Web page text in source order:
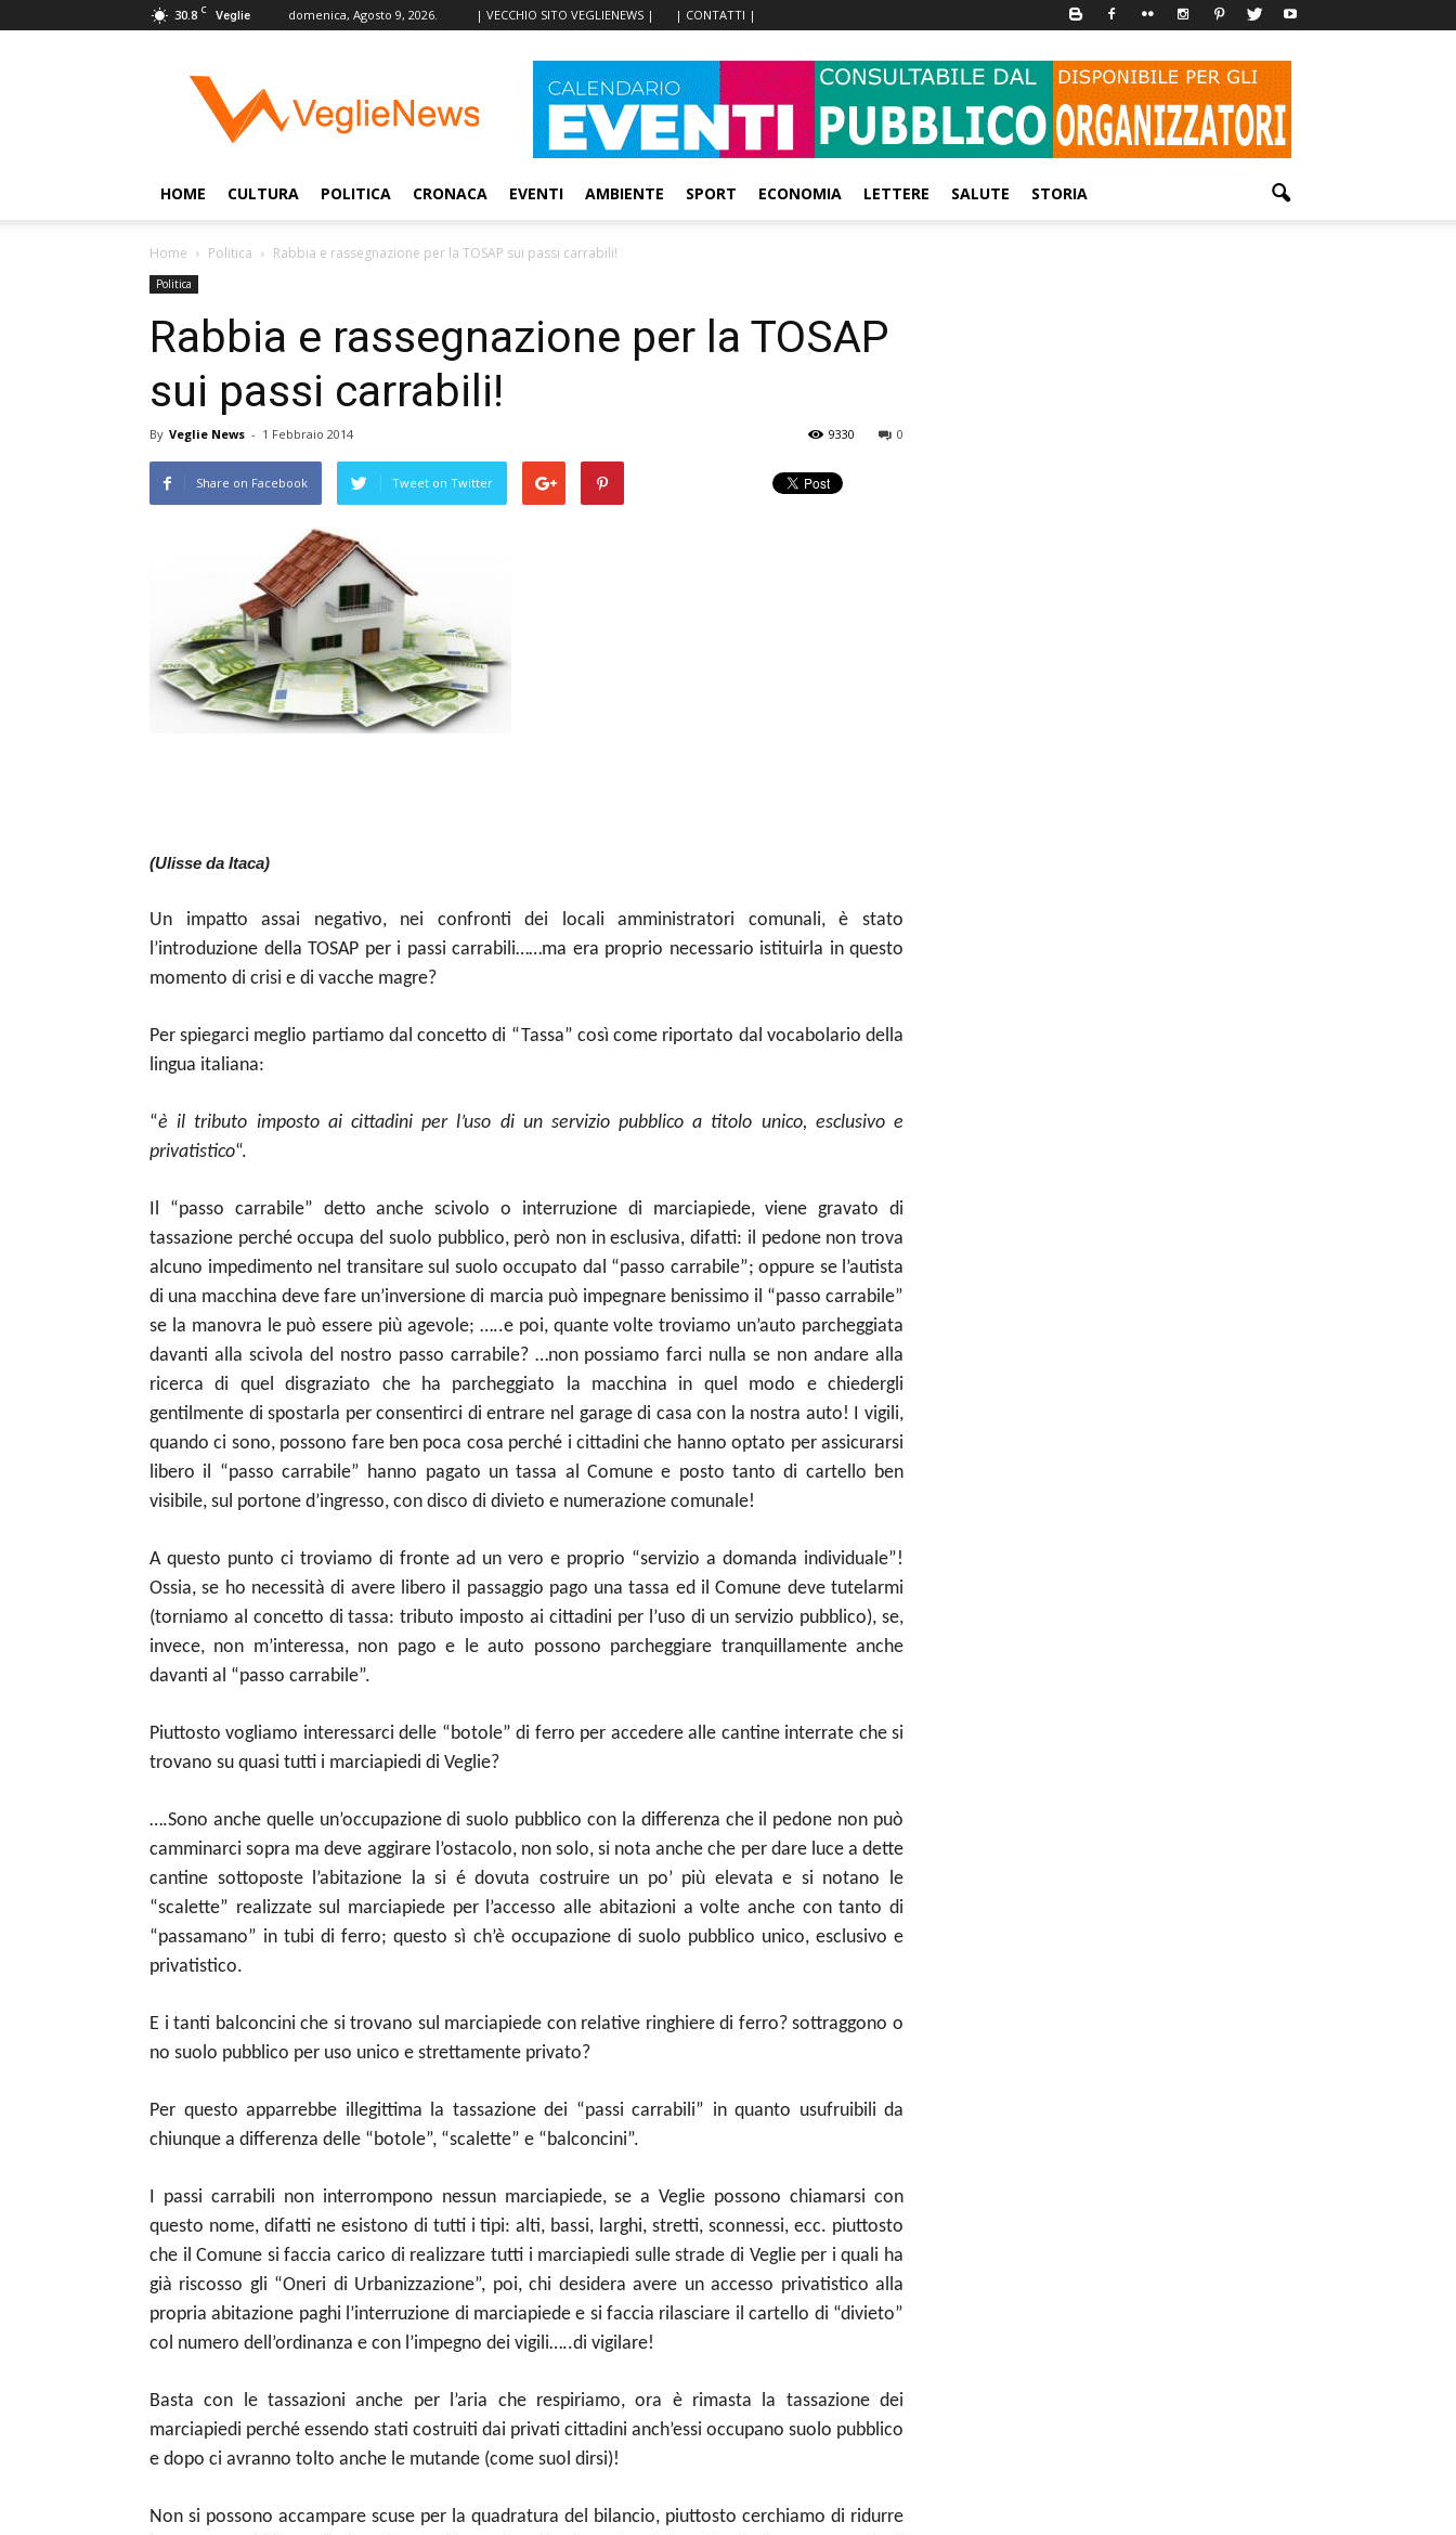
30.8 C Veglie domenica, Agosto 9, 2026. | VECCHIO SITO VEGLIENEWS | | CONTATTI |
VeglieNews
Veglie
nel
HOME
CULTURA POLITICA CRONACA EVENTI AMBIENTE SPORT ECONOMIA LETTERE SALUTE STORIA
Home Politica Rabbia e rassegnazione per la TOSAP sui passi carrabili!
Politica
Rabbia e rassegnazione per la TOSAP
sui passi carrabili!
By Veglie News - 1 Febbraio 2014 0
9330
Share on Facebook Tweet on Twitter
(Ulisse da Itaca)
Un impatto assai negativo, nei confronti dei locali amministratori comunali, è stato
l’introduzione della TOSAP per i passi carrabili……ma era proprio necessario istituirla in questo
momento di crisi e di vacche magre?
Per spiegarci meglio partiamo dal concetto di “Tassa” così come riportato dal vocabolario della
lingua italiana:
“è il tributo imposto ai cittadini per l’uso di un servizio pubblico a titolo unico, esclusivo e
privatistico“.
Il “passo carrabile” detto anche scivolo o interruzione di marciapiede, viene gravato di
tassazione perché occupa del suolo pubblico, però non in esclusiva, difatti: il pedone non trova
alcuno impedimento nel transitare sul suolo occupato dal “passo carrabile”; oppure se l’autista
di una macchina deve fare un’inversione di marcia può impegnare benissimo il “passo carrabile”
se la manovra le può essere più agevole; …..e poi, quante volte troviamo un’auto parcheggiata
davanti alla scivola del nostro passo carrabile? …non possiamo farci nulla se non andare alla
ricerca di quel disgraziato che ha parcheggiato la macchina in quel modo e chiedergli
gentilmente di spostarla per consentirci di entrare nel garage di casa con la nostra auto! I vigili,
quando ci sono, possono fare ben poca cosa perché i cittadini che hanno optato per assicurarsi
libero il “passo carrabile” hanno pagato un tassa al Comune e posto tanto di cartello ben
visibile, sul portone d’ingresso, con disco di divieto e numerazione comunale!
A questo punto ci troviamo di fronte ad un vero e proprio “servizio a domanda individuale”!
Ossia, se ho necessità di avere libero il passaggio pago una tassa ed il Comune deve tutelarmi
(torniamo al concetto di tassa: tributo imposto ai cittadini per l’uso di un servizio pubblico), se,
invece, non m’interessa, non pago e le auto possono parcheggiare tranquillamente anche
davanti al “passo carrabile”.
Piuttosto vogliamo interessarci delle “botole” di ferro per accedere alle cantine interrate che si
trovano su quasi tutti i marciapiedi di Veglie?
….Sono anche quelle un’occupazione di suolo pubblico con la differenza che il pedone non può
camminarci sopra ma deve aggirare l’ostacolo, non solo, si nota anche che per dare luce a dette
cantine sottoposte l’abitazione la si é dovuta costruire un po’ più elevata e si notano le
“scalette” realizzate sul marciapiede per l’accesso alle abitazioni a volte anche con tanto di
“passamano” in tubi di ferro; questo sì ch’è occupazione di suolo pubblico unico, esclusivo e
privatistico.
E i tanti balconcini che si trovano sul marciapiede con relative ringhiere di ferro? sottraggono o
no suolo pubblico per uso unico e strettamente privato?
Per questo apparrebbe illegittima la tassazione dei “passi carrabili” in quanto usufruibili da
chiunque a differenza delle “botole”, “scalette” e “balconcini”.
I passi carrabili non interrompono nessun marciapiede, se a Veglie possono chiamarsi con
questo nome, difatti ne esistono di tutti i tipi: alti, bassi, larghi, stretti, sconnessi, ecc. piuttosto
che il Comune si faccia carico di realizzare tutti i marciapiedi sulle strade di Veglie per i quali ha
già riscosso gli “Oneri di Urbanizzazione”, poi, chi desidera avere un accesso privatistico alla
propria abitazione paghi l’interruzione di marciapiede e si faccia rilasciare il cartello di “divieto”
col numero dell’ordinanza e con l’impegno dei vigili…..di vigilare!
Basta con le tassazioni anche per l’aria che respiriamo, ora è rimasta la tassazione dei
marciapiedi perché essendo stati costruiti dai privati cittadini anch’essi occupano suolo pubblico
e dopo ci avranno tolto anche le mutande (come suol dirsi)!
Non si possono accampare scuse per la quadratura del bilancio, piuttosto cerchiamo di ridurre